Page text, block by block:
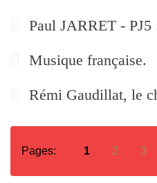
Paul JARRET -
Musique française.
Rémi Gaudillat, le
Pages: 1 2 3